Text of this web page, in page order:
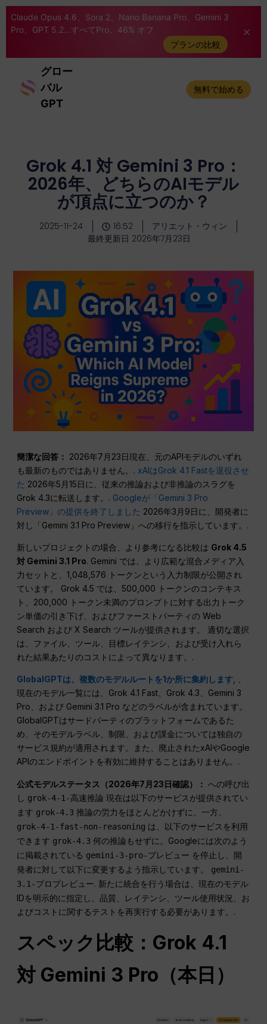
Claude Opus 4.6、Sora 2、Nano Banana Pro、Gemini 3
Pro、GPT 5.2...すべてPro。46% オフ
プランの比較
グロー
バル
GPT
無料で始める
Grok 4.1 対 Gemini 3 Pro：
2026年、どちらのAIモデル
が頂点に立つのか？
2025-11-24 16:52
アリエット・ウィン
最終更新日 2026年7月23日
簡潔な回答： 2026年7月23日現在、元のAPIモデルのいずれ
も最新のものではありません。. xAIはGrok 4.1 Fastを退役させ
た 2026年5月15日に、従来の推論および非推論のスラグを
Grok 4.3に転送します。. Googleが「Gemini 3 Pro
Preview」の提供を終了しました 2026年3月9日に、開発者に
対し「Gemini 3.1 Pro Preview」への移行を指示しています。.
新しいプロジェクトの場合、より参考になる比較は Grok 4.5
対 Gemini 3.1 Pro. Gemini では、より広範な混合メディア入
力セットと、1,048,576 トークンという入力制限が公開され
ています。 Grok 4.5 では、500,000 トークンのコンテキス
ト、200,000 トークン未満のプロンプトに対する出力トーク
ン単価の引き下げ、およびファーストパーティの Web
Search および X Search ツールが提供されます。 適切な選択
は、ファイル、ツール、目標レイテンシ、および受け入れら
れた結果あたりのコストによって異なります。.
GlobalGPTは、複数のモデルルートを1か所に集約します, 、
現在のモデル一覧には、Grok 4.1 Fast、Grok 4.3、Gemini 3
Pro、および Gemini 3.1 Pro などのラベルが含まれています。
GlobalGPTはサードパーティのプラットフォームであるた
め、そのモデルラベル、制限、および課金については独自の
サービス規約が適用されます。また、廃止されたxAIやGoogle
APIのエンドポイントを有効に維持することはありません。.
公式モデルステータス（2026年7月23日確認）： への呼び出
し grok-4-1-高速推論 現在は以下のサービスが提供されてい
ます grok-4.3 推論の労力をほとんどかけずに、一方、
grok-4-1-fast-non-reasoning は、以下のサービスを利用
できます grok-4.3 何の推論もせずに。Googleには次のよう
に掲載されている gemini-3-pro-プレビュー を停止し、開
発者に対して以下に変更するよう指示しています。 gemini-
3.1-プロプレビュー. 新たに統合を行う場合は、現在のモデル
IDを明示的に指定し、品質、レイテンシ、ツール使用状況、お
よびコストに関するテストを再実行する必要があります。.
スペック比較：Grok 4.1
対 Gemini 3 Pro（本日）